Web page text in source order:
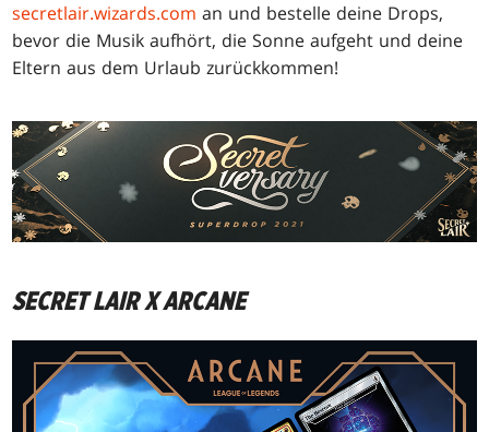
secretlair.wizards.com an und bestelle deine Drops,
bevor die Musik aufhört, die Sonne aufgeht und deine
Eltern aus dem Urlaub zurückkommen!
SECRET LAIR X ARCANE